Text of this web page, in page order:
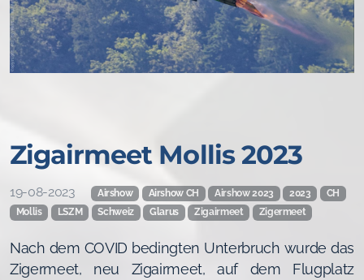
Zigairmeet Mollis 2023
19-08-2023 Airshow Airshow CH Airshow 2023 2023
CH
Mollis
LSZM Schweiz Glarus Zigairmeet Zigermeet
Nach dem COVID bedingten Unterbruch wurde das
Zigermeet, neu Zigairmeet, auf dem Flugplatz